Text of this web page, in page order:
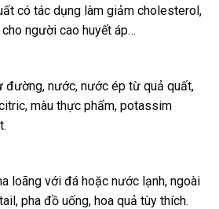
có tác dụng làm giảm cholesterol,
người cao huyết áp…
nước, nước ép từ quả quất,
màu thực phẩm, potassim
loãng với đá hoặc nước lạnh, ngoài
pha đồ uống, hoa quả tùy thích.